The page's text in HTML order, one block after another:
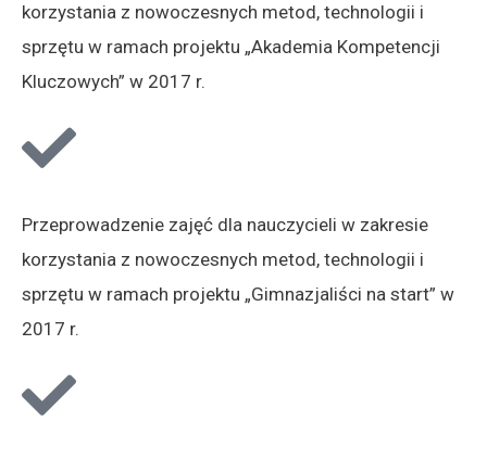
korzystania z nowoczesnych metod, technologii i
sprzętu w ramach projektu „Akademia Kompetencji
Kluczowych” w 2017 r.
Przeprowadzenie zajęć dla nauczycieli w zakresie
korzystania z nowoczesnych metod, technologii i
sprzętu w ramach projektu „Gimnazjaliści na start” w
2017 r.